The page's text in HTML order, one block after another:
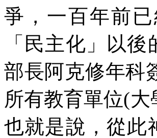
爭，一百年前
「民主化」以
部長阿克修年科
所有教育單位(大
也就是說，從此